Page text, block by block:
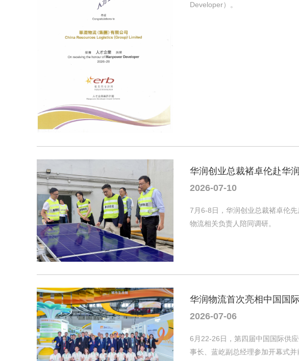
Developer）。
华润创业总裁褚卓伦赴华
2026-07-10
7月6-8日，华润创业总裁褚卓伦
物流相关负责人陪同调研。
华润物流首次亮相中国国
2026-07-06
6月22-26日，第四届中国国际供
事长、蓝屹副总经理参加开幕式